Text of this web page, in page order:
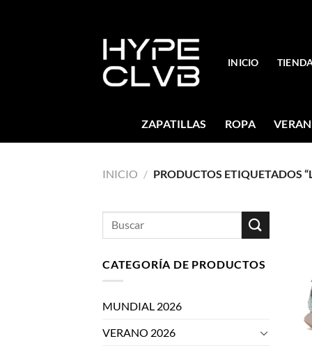
INICIO
ZAPATILLAS ROPA
INICIO / PRODUCTOS ETIQUETADOS
Buscar
CATEGORÍA DE PRODUCTOS
MUNDIAL 2026
VERANO 2026